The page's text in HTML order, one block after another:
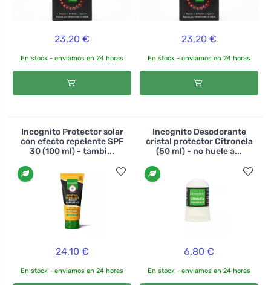
23,20 €
En stock - enviamos en 24 horas
23,20 €
En stock - enviamos en 24 horas
Incognito Protector solar
con efecto repelente SPF
30 (100 ml) - tambi...
24,10 €
En stock - enviamos en 24 horas
Incognito Desodorante
cristal protector Citronela
(50 ml) - no huele a...
6,80 €
En stock - enviamos en 24 horas